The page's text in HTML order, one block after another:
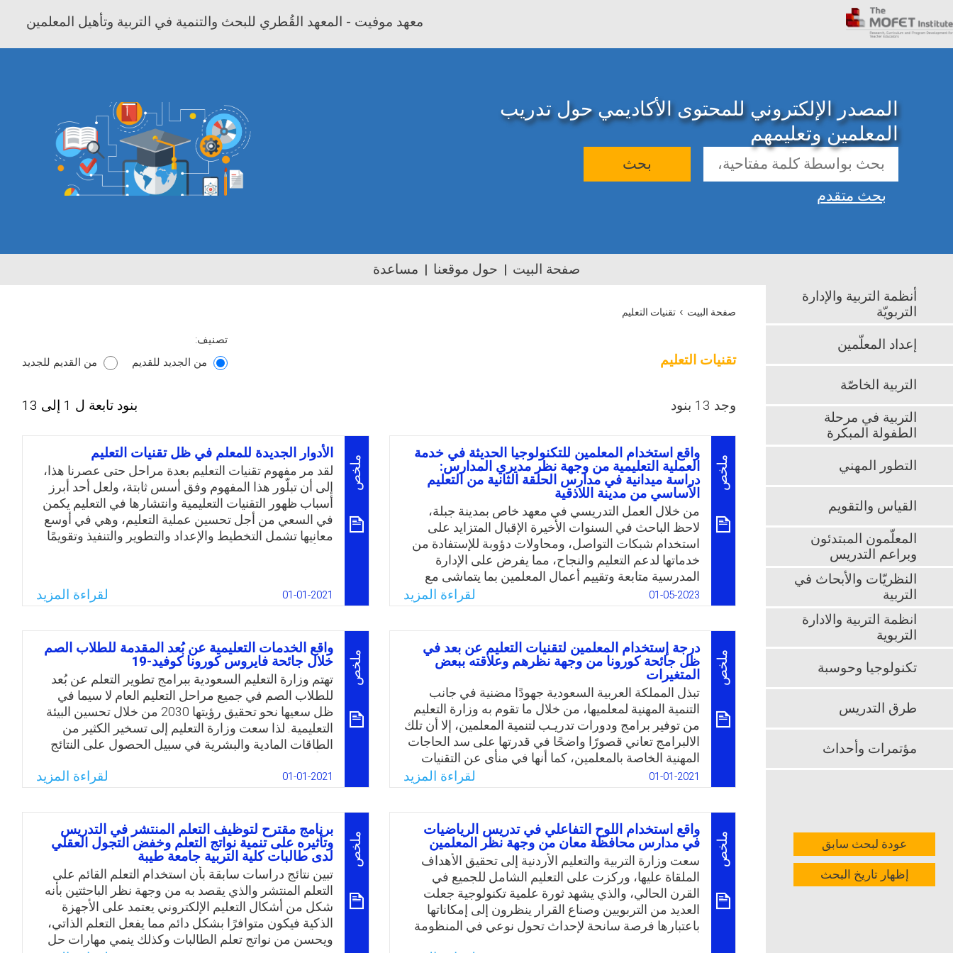
معهد موفيت - المعهد القُطري للبحث والتنمية في التربية وتأهيل المعلمين
المصدر الإلكتروني للمحتوى الأكاديمي حول تدريب
المعلمين وتعليمهم
بحث
بحث متقدم
صفحة البيت حول موقعنا مساعدة
صفحة البيت › تقنيات التعليم
تقنيات التعليم
تصنيف:
من الجديد للقديم
من القديم للجديد
وجد 13 بنود بنود تابعة ل 1 إلى 13
ملخص
واقع استخدام المعلمين للتكنولوجيا الحديثة في خدمة
العملية التعليمية من وجهة نظر مديري المدارس:
دراسة ميدانية في مدارس الحلقة الثانية من التعليم
الأساسي من مدينة اللاذقية
من خلال العمل التدريسي في معهد خاص بمدينة جبلة،
لاحظ الباحث في السنوات الأخيرة الإقبال المتزايد على
استخدام شبكات التواصل، ومحاولات دؤوبة للإستفادة من
خدماتها لدعم التعليم والنجاح، مما يفرض على الإدارة
المدرسية متابعة وتقييم أعمال المعلمين بما يتماشى مع
تكنولوجيا العصر الحديث لرفع كفاءة التعليم وفاعليته،
خاصة وأن الإدارة هي بمثابة قدوة للمعلمين والأساس في
عملية التطوير. فمن أهم وظائف الإدارة المدرسية توجيه
المعلمين ومتابعتهم ومساعدتهم على تطوير أنفسهم
وتجاوز المشكلات التي تواجههم؛ وهذا ما دفع الباحث
للمضي قدمًا ضمن إطار المنهج العلمي لدراسة واقع
استخدام المعلمين للتكنولوجيا من وجهة نظر مديري
المدارس بمدينة اللاذقية السورية.
WhatsApp
Facebook
Twitter
Email
01-05-2023 لقراءة المزيد
ملخص
الأدوار الجديدة للمعلم في ظل تقنيات التعليم
لقد مر مفهوم تقنيات التعليم بعدة مراحل حتى عصرنا هذا،
إلى أن تبلّور هذا المفهوم وفق أسس ثابتة، ولعل أحد أبرز
أسباب ظهور التقنيات التعليمية وانتشارها في التعليم يكمن
في السعي من أجل تحسين عملية التعليم، وهي في أوسع
معانيها تشمل التخطيط والإعداد والتطوير والتنفيذ وتقويمًا
البشرية لتحقيق أهداف التعليم، أي أن تقنيات التعليم تشمل
الأبعاد الأتية: عمليات إجرائية، ووسائل تقنية، وعناصر
WhatsApp
Facebook
Twitter
Email
01-01-2021 لقراءة المزيد
ملخص
درجة إستخدام المعلمين لتقنيات التعليم عن بعد في
ظل جائحة كورونا من وجهة نظرهم وعلاقته ببعض
المتغيرات
تبذل المملكة العربية السعودية جهودًا مضنية في جانب
التنمية المهنية لمعلميها، من خلال ما تقوم به وزارة التعليم
من توفير برامج ودورات تدريـب لتنمية المعلمين، إلا أن تلك
الالبرامج تعاني قصورًا واضحًا في قدرتها على سد الحاجات
المهنية الخاصة بالمعلمين، كما أنها في منأى عن التقنيات
التدريبية المستحدثة، كما أنها تهمل عنصر مناسبة الزمان
والمكان لطبيعة العملية التدريبية في الجانب التربوي،
بالإضافة إلى عدم وجود توجه واضح وصريح يولي اهتماما
للمعلم حديث الخبرة يعمل على تجنـب محدودية تأثير
البرامج المتبعة لإعداده، بجانـب تدني مستويات الخريجين
والضعـف الذي تعانيـه عمليـة تدريـب المعلمين أثناء
الخدمة، حيـث تتسم البرامج التدريبية بضعف برامج الإعداد
بها، وتدني مستويات التخطيـط لها، وقصور تنفيذهـا،
ومحدوديـة الـدورات التدريبيـة، وعلى وجـه الخصـوص مـن
خـلال تقنيـات الاتصـال المسـتحدثة.
01-01-2021 لقراءة المزيد
ملخص
واقع الخدمات التعليمية عن بُعد المقدمة للطلاب الصم
خلال جائحة فايروس كورونا كوفيد-19
تهتم وزارة التعليم السعودية ببرامج تطوير التعلم عن بُعد
للطلاب الصم في جميع مراحل التعليم العام لا سيما في
ظل سعيها نحو تحقيق رؤيتها 2030 من خلال تحسين البيئة
التعليمية. لذا سعت وزارة التعليم إلى تسخير الكثير من
الطاقات المادية والبشرية في سبيل الحصول على النتائج
كورونا. وللوقوف على واقع الخدمات التعليمية التي توفرها
وزارة التعليم للطلاب الصم سواءً بمدارسهم أو عن بُعد
نظرًا لجائحة كورونا، يجب القيام بالتقويم المستمر لها ومن
منظور المعلمين لهؤلاء الطلاب. وعليه تمثلت مشكلة
الدراسة بوجود الحاجة لمعرفة واقع الخدمات التعليمية عن
بُعد المقدمة للطلاب الصم خلال جائحة فايروس كورونا كما
يراها المعلمون والمعلمات.
WhatsApp
Facebook
Twitter
Email
01-01-2021 لقراءة المزيد
ملخص
واقع استخدام اللوح التفاعلي في تدريس الرياضيات
في مدارس محافظة معان من وجهة نظر المعلمين
سعت وزارة التربية والتعليم الأردنية إلى تحقيق الأهداف
الملقاة عليها، وركزت على التعليم الشامل للجميع في
القرن الحالي، والذي يشهد ثورة علمية تكنولوجية جعلت
العديد من التربويين وصناع القرار ينظرون إلى إمكاناتها
باعتبارها فرصة سانحة لإحداث تحول نوعي في المنظومة
ملخص
برنامج مقترح لتوظیف التعلم المنتشر في التدریس
وتأثیره على تنمیة نواتج التعلم وخفض التجول العقلي
لدى طالبات كلیة التربیة جامعة طیبة
تبين نتائج دراسات سابقة بأن استخدام التعلم القائم على
التعلم المنتشر والذي يقصد به من وجهة نظر الباحثتين بأنه
شكل من أشكال التعليم الإلكتروني يعتمد على الأجهزة
الذكية فيكون متوافرًا بشكل دائم مما يفعل التعلم الذاتي،
ويحسن من نواتج تعلم الطالبات وكذلك ينمي مهارات حل
أنظمة التربية والإدارة
التربويّة
إعداد المعلّمين
التربية الخاصّة
التربية في مرحلة
الطفولة المبكرة
التطور المهني
القياس والتقويم
المعلّمون المبتدئون
وبراعم التدريس
النظريّات والأبحاث في
التربية
انظمة التربية والادارة
التربوية
تكنولوجيا وحوسبة
طرق التدريس
مؤتمرات وأحداث
عودة لبحث سابق
إظهار تاريخ البحث